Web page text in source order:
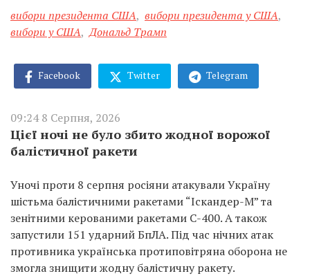
вибори президента США, вибори президента у США,
вибори у США, Дональд Трамп
Facebook Twitter Telegram
09:24 8 Серпня, 2026
Цієї ночі не було збито жодної ворожої
балістичної ракети
Уночі проти 8 серпня росіяни атакували Україну
шістьма балістичними ракетами “Іскандер-М” та
зенітними керованими ракетами С-400. А також
запустили 151 ударний БпЛА. Під час нічних атак
противника українська протиповітряна оборона не
змогла знищити жодну балістичну ракету.